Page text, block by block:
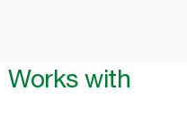
Works with